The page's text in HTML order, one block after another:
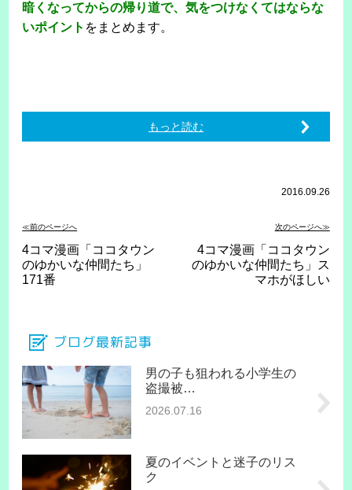
暗くなってからの帰り道で、気をつけなくてはならな
いポイント をまとめます。
もっと読む
2016.09.26
≪前のページへ 次のページへ≫
4コマ漫画「ココタウン
のゆかいな仲間たち」
171番
4コマ漫画「ココタウン
のゆかいな仲間たち」ス
マホがほしい
ブログ最新記事
男の子も狙われる小学生の
盗撮被…
2026.07.16
夏のイベントと迷子のリス
ク